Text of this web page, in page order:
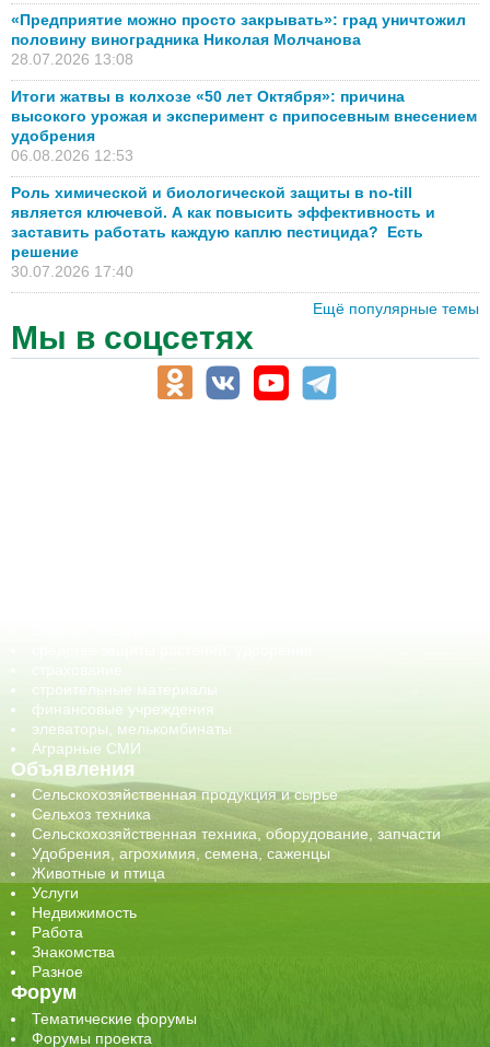
«Предприятие можно просто закрывать»: град уничтожил
половину виноградника Николая Молчанова
28.07.2026 13:08
Итоги жатвы в колхозе «50 лет Октября»: причина
высокого урожая и эксперимент с припосевным внесением
удобрения
06.08.2026 12:53
Роль химической и биологической защиты в no-till
является ключевой. А как повысить эффективность и
заставить работать каждую каплю пестицида? Есть
решение
30.07.2026 17:40
Ещё популярные темы
Мы в соцсетях
строительные материалы
финансовые учреждения
элеваторы, мелькомбинаты
Аграрные СМИ
Объявления
Сельскохозяйственная продукция и сырье
Сельхоз техника
Сельскохозяйственная техника, оборудование, запчасти
Удобрения, агрохимия, семена, саженцы
Животные и птица
Услуги
Недвижимость
Работа
Знакомства
Разное
Форум
Тематические форумы
Форумы проекта